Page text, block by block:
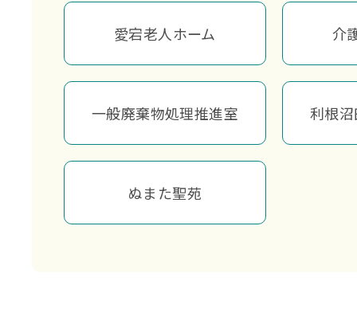
愛宕老人ホーム 介
一般廃棄物処理推進室 利根
ぬまた聖苑